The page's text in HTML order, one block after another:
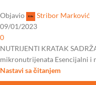
Objavio
Stribor Marković
09/01/2023
0
NUTRIJENTI KRATAK
mikronutrijenata Esencijalni i
Nastavi sa čitanjem